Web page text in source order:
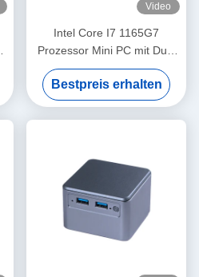
Video
Intel Core I7 1165G7
Prozessor Mini PC mit Dual
Ethernet und DDR4 bis zu
64 GB
Bestpreis erhalten